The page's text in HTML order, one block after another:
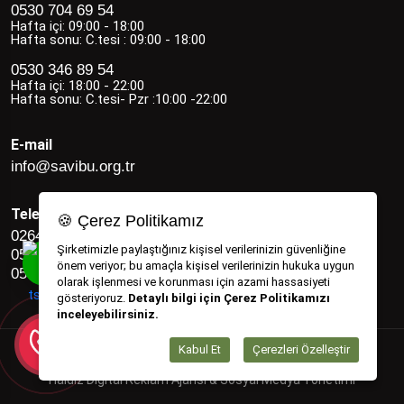
0530 704 69 54
Hafta içi: 09:00 - 18:00
Hafta sonu: C.tesi : 09:00 - 18:00
0530 346 89 54
Hafta içi: 18:00 - 22:00
Hafta sonu: C.tesi- Pzr :10:00 -22:00
E-mail
info@savibu.org.tr
Telefon
0264 582 12 17
0530 346 89 54
0530 704 69 54
Savibu Copyright © 2022 - 2026
Haldız Digital Reklam Ajansı & Sosyal Medya Yönetimi
🍪 Çerez Politikamız
Şirketimizle paylaştığınız kişisel verilerinizin güvenliğine
önem veriyor; bu amaçla kişisel verilerinizin hukuka uygun
olarak işlenmesi ve korunması için azami hassasiyeti
gösteriyoruz. Detaylı bilgi için Çerez Politikamızı
inceleyebilirsiniz.
Kabul Et Çerezleri Özelleştir